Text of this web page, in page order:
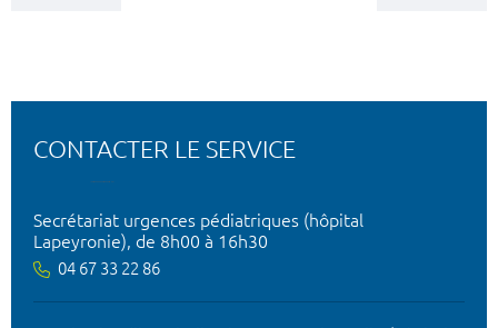
CONTACTER LE SERVICE
Secrétariat urgences pédiatriques (hôpital
Lapeyronie), de 8h00 à 16h30
04 67 33 22 86